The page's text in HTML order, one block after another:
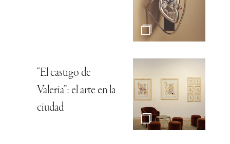
“El castigo de
Valeria”: el arte en la
ciudad